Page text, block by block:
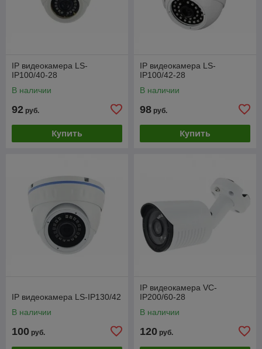
IP видеокамера LS-
IP100/40-28
В наличии
92 руб.
Купить
IP видеокамера LS-
IP100/42-28
В наличии
98 руб.
Купить
IP видеокамера LS-IP130/42
В наличии
100 руб.
IP видеокамера VC-
IP200/60-28
В наличии
120 руб.